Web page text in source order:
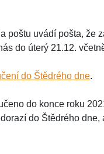
poštu uvádí pošta, že
do úterý 21.12.
do Štědrého dne.
do konce roku
do Štědrého dne,